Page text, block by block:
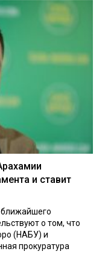
и ставит
о том, что
(НАБУ) и
прокуратура